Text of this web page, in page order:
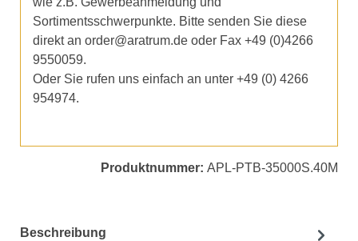
Sortimentsschwerpunkte. Bitte senden Sie diese
direkt an order@aratrum.de oder Fax +49 (0)4266
9550059.
Oder Sie rufen uns einfach an unter +49 (0) 4266
954974.
Produktnummer: APL-PTB-35000S.40M
Beschreibung